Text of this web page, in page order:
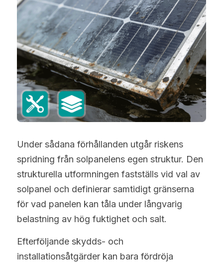
Under sådana förhållanden utgår riskens
spridning från solpanelens egen struktur. Den
strukturella utformningen fastställs vid val av
solpanel och definierar samtidigt gränserna
för vad panelen kan tåla under långvarig
belastning av hög fuktighet och salt.
Efterföljande skydds- och
installationsåtgärder kan bara fördröja